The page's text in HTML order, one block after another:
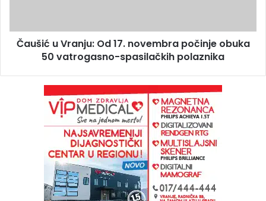
Čaušić u Vranju: Od 17. novembra počinje obuka
50 vatrogasno-spasilačkih polaznika